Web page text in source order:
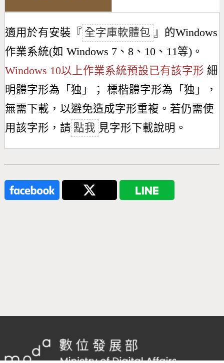
適用於有安裝『 全字庫軟體包 』的Windows
作業系統(如 Windows 7、8、10、11等)。
Windows 10以上作業系統預設已有該字形 細
明體字形為「 独 」； 標楷體字形為「 独 」，
無需下載，以避免造成字形重複。若仍需使
用該字形，請 點我 見字形下載說明。